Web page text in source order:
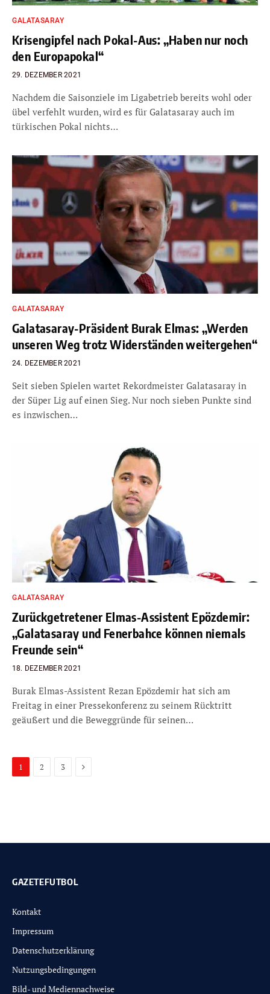
GALATASARAY
Krisengipfel nach Pokal-Aus: „Haben nur noch
den Europapokal“
29. DEZEMBER 2021
Nachdem die Saisonziele im Ligabetrieb bereits wohl oder
übel verfehlt wurden, wird es für Galatasaray auch im
türkischen Pokal nichts…
GALATASARAY
Galatasaray-Präsident Burak Elmas: „Werden
unseren Weg trotz Widerständen weitergehen“
24. DEZEMBER 2021
Seit sieben Spielen wartet Rekordmeister Galatasaray in
der Süper Lig auf einen Sieg. Nur noch sieben Punkte sind
es inzwischen…
GALATASARAY
Zurückgetretener Elmas-Assistent Epözdemir:
„Galatasaray und Fenerbahce können niemals
Freunde sein“
18. DEZEMBER 2021
Burak Elmas-Assistent Rezan Epözdemir hat sich am
Freitag in einer Pressekonferenz zu seinem Rücktritt
geäußert und die Beweggründe für seinen…
1 2 3 Next
GAZETEFUTBOL
Kontakt
Impressum
Datenschutzerklärung
Nutzungsbedingungen
Bild- und Mediennachweise